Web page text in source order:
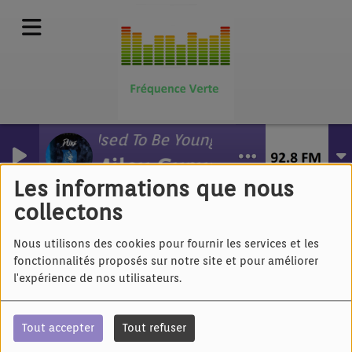
Les informations que nous
collectons
Nous utilisons des cookies pour fournir les services et les
fonctionnalités proposés sur notre site et pour améliorer
l'expérience de nos utilisateurs.
Tout accepter Tout refuser
Used To Be Young
Miley Cyrus
Clara Luciani - Le reste